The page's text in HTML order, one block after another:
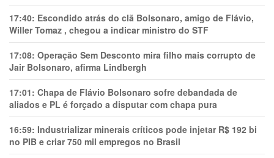
17:40: Escondido atrás do clã Bolsonaro, amigo de Flávio,
Willer Tomaz , chegou a indicar ministro do STF
17:08: Operação Sem Desconto mira filho mais corrupto de
Jair Bolsonaro, afirma Lindbergh
17:01: Chapa de Flávio Bolsonaro sofre debandada de
aliados e PL é forçado a disputar com chapa pura
16:59: Industrializar minerais críticos pode injetar R$ 192 bi
no PIB e criar 750 mil empregos no Brasil